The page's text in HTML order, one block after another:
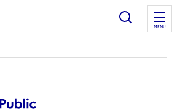
Ouvrir
MENU